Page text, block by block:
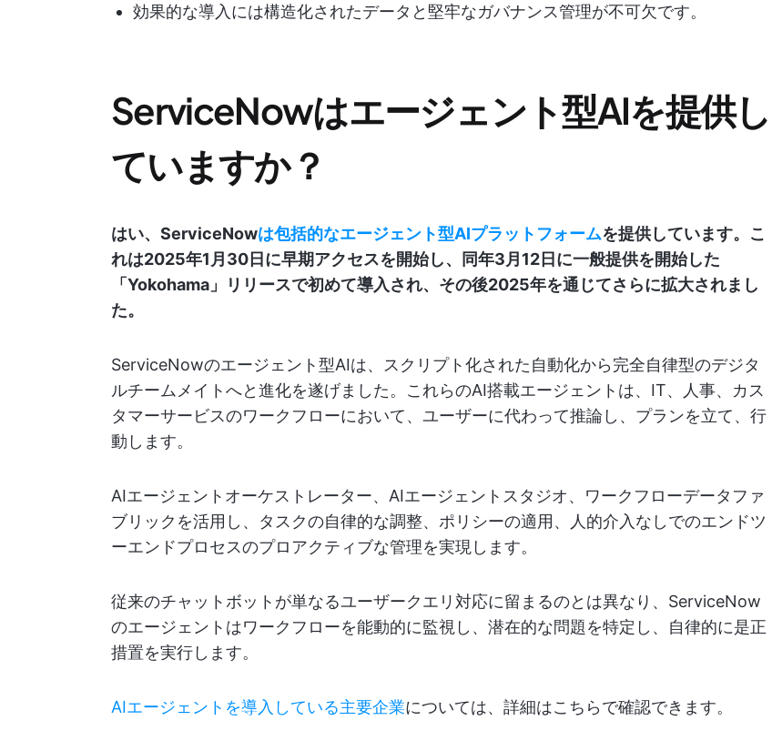
効果的な導入には構造化されたデータと堅牢なガバナンス管理が不可欠です。
ServiceNowはエージェント型AIを提供し
ていますか？
はい、ServiceNowは包括的なエージェント型AIプラットフォームを提供しています。こ
れは2025年1月30日に早期アクセスを開始し、同年3月12日に一般提供を開始した
「Yokohama」リリースで初めて導入され、その後2025年を通じてさらに拡大されまし
た。
ServiceNowのエージェント型AIは、スクリプト化された自動化から完全自律型のデジタ
ルチームメイトへと進化を遂げました。これらのAI搭載エージェントは、IT、人事、カス
タマーサービスのワークフローにおいて、ユーザーに代わって推論し、プランを立て、行
動します。
AIエージェントオーケストレーター、AIエージェントスタジオ、ワークフローデータファ
ブリックを活用し、タスクの自律的な調整、ポリシーの適用、人的介入なしでのエンドツ
ーエンドプロセスのプロアクティブな管理を実現します。
従来のチャットボットが単なるユーザークエリ対応に留まるのとは異なり、ServiceNow
のエージェントはワークフローを能動的に監視し、潜在的な問題を特定し、自律的に是正
措置を実行します。
AIエージェントを導入している主要企業については、詳細はこちらで確認できます。